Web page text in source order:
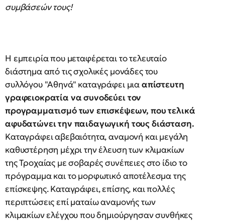
συμβάσεών τους!
Η εμπειρία που μεταφέρεται το τελευταίο
διάστημα από τις σχολικές μονάδες του
συλλόγου "Αθηνά" καταγράφει μιααπίστευτη
γραφειοκρατία να συνοδεύει τον
προγραμματισμό των επισκέψεων, που τελικά
αφυδατώνει την παιδαγωγική τους διάσταση.
Καταγράφει αβεβαιότητα, αναμονή και μεγάλη
καθυστέρηση μέχρι την έλευση των κλιμακίων
της Τροχαίας με σοβαρές συνέπειες στο ίδιο το
πρόγραμμα και το μορφωτικό αποτέλεσμα της
επίσκεψης. Καταγράφει, επίσης, και πολλές
περιπτώσεις επί ματαίω αναμονής των
κλιμακίων ελέγχου που δημιούργησαν συνθήκες